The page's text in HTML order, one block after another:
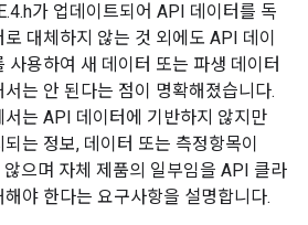
가 업데이트되어 API 데이터를 독
대체하지 않는 것 외에도 API 데이
사용하여 새 데이터 또는 파생 데이터
는 안 된다는 점이 명확해졌습니다.
는 API 데이터에 기반하지 않지만
는 정보, 데이터 또는 측정항목이
으며 자체 제품의 일부임을 API 클라
야 한다는 요구사항을 설명합니다.